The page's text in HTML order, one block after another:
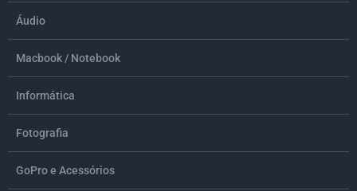
Áudio
Macbook / Notebook
Informática
Fotografia
GoPro e Acessórios